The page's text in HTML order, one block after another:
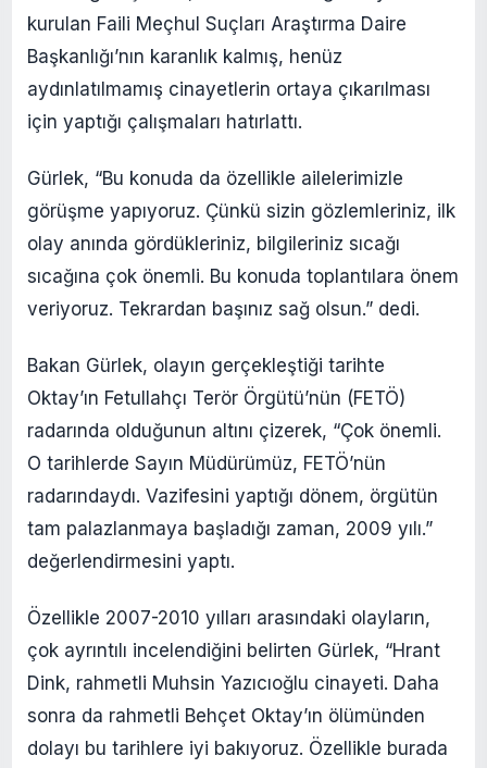
kurulan Faili Meçhul Suçları Araştırma Daire
Başkanlığı’nın karanlık kalmış, henüz
aydınlatılmamış cinayetlerin ortaya çıkarılması
için yaptığı çalışmaları hatırlattı.
Gürlek, “Bu konuda da özellikle ailelerimizle
görüşme yapıyoruz. Çünkü sizin gözlemleriniz, ilk
olay anında gördükleriniz, bilgileriniz sıcağı
sıcağına çok önemli. Bu konuda toplantılara önem
veriyoruz. Tekrardan başınız sağ olsun.” dedi.
Bakan Gürlek, olayın gerçekleştiği tarihte
Oktay’ın Fetullahçı Terör Örgütü’nün (FETÖ)
radarında olduğunun altını çizerek, “Çok önemli.
O tarihlerde Sayın Müdürümüz, FETÖ’nün
radarındaydı. Vazifesini yaptığı dönem, örgütün
tam palazlanmaya başladığı zaman, 2009 yılı.”
değerlendirmesini yaptı.
Özellikle 2007-2010 yılları arasındaki olayların,
çok ayrıntılı incelendiğini belirten Gürlek, “Hrant
Dink, rahmetli Muhsin Yazıcıoğlu cinayeti. Daha
sonra da rahmetli Behçet Oktay’ın ölümünden
dolayı bu tarihlere iyi bakıyoruz. Özellikle burada